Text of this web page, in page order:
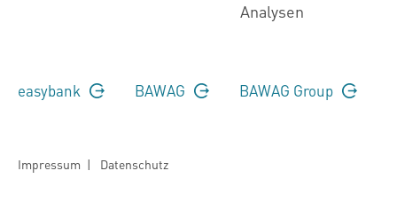
Analysen
easybank BAWAG BAWAG Group
Impressum | Datenschutz